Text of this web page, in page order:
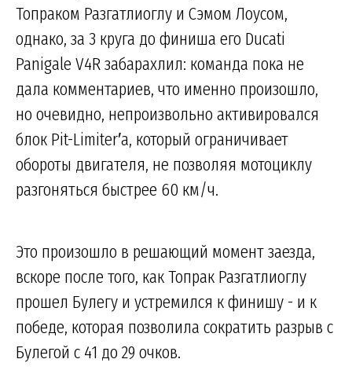
Топраком Разгатлиоглу и Сэмом Лоусом,
однако, за 3 круга до финиша его Ducati
Panigale V4R забарахлил: команда пока не
дала комментариев, что именно произошло,
но очевидно, непроизвольно активировался
блок Pit-Limiter′а, который ограничивает
обороты двигателя, не позволяя мотоциклу
разгоняться быстрее 60 км/ч.
Это произошло в решающий момент заезда,
вскоре после того, как Топрак Разгатлиоглу
прошел Булегу и устремился к финишу - и к
победе, которая позволила сократить разрыв с
Булегой с 41 до 29 очков.